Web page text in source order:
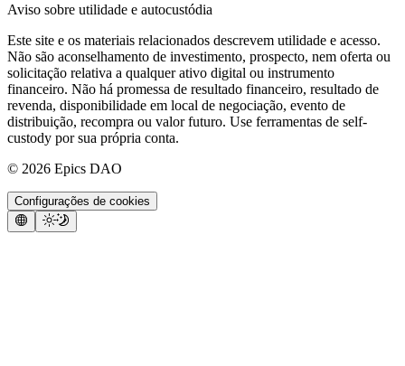
Aviso sobre utilidade e autocustódia
Este site e os materiais relacionados descrevem utilidade e acesso.
Não são aconselhamento de investimento, prospecto, nem oferta ou
solicitação relativa a qualquer ativo digital ou instrumento
financeiro. Não há promessa de resultado financeiro, resultado de
revenda, disponibilidade em local de negociação, evento de
distribuição, recompra ou valor futuro. Use ferramentas de self-
custody por sua própria conta.
© 2026 Epics DAO
Configurações de cookies